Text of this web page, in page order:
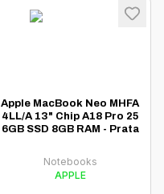
Apple MacBook Neo MHFA
4LL/A 13" Chip A18 Pro 25
6GB SSD 8GB RAM - Prata
Notebooks
APPLE